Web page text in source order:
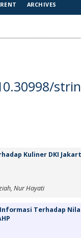
ARCHIVES
Kuliner DKI
Nur Hayati
Terhadap